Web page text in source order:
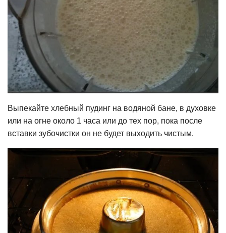
Выпекайте хлебный пудинг на водяной бане, в духовке
или на огне около 1 часа или до тех пор, пока после
вставки зубочистки он не будет выходить чистым.